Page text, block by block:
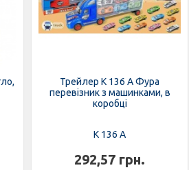
Трейлер K 136 A Фура
перевізник з машинками, в
коробці
K 136 A
292,57 грн.